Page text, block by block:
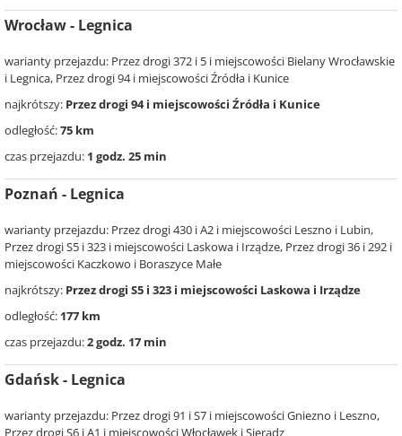
Wrocław - Legnica
warianty przejazdu: Przez drogi 372 i 5 i miejscowości Bielany Wrocławskie
i Legnica, Przez drogi 94 i miejscowości Źródła i Kunice
najkrótszy: Przez drogi 94 i miejscowości Źródła i Kunice
odległość:75 km
czas przejazdu: 1 godz. 25 min
Poznań - Legnica
warianty przejazdu: Przez drogi 430 i A2 i miejscowości Leszno i Lubin,
Przez drogi S5 i 323 i miejscowości Laskowa i Irządze, Przez drogi 36 i 292 i
miejscowości Kaczkowo i Boraszyce Małe
najkrótszy: Przez drogi S5 i 323 i miejscowości Laskowa i Irządze
odległość: 177 km
czas przejazdu:2 godz. 17 min
Gdańsk - Legnica
warianty przejazdu: Przez drogi 91 i S7 i miejscowości Gniezno i Leszno,
Przez drogi S6 i A1 i miejscowości Włocławek i Sieradz